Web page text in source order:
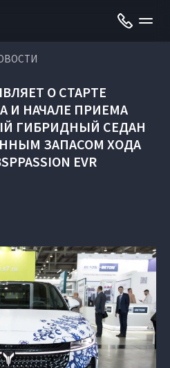
О СТАРТЕ
И НАЧАЛЕ ПРИЕМА
ГИБРИДНЫЙ СЕДАН
ЗАПАСОМ ХОДА
EVR